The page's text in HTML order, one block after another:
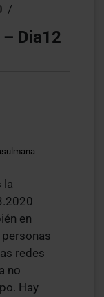
/
Dia12
la
en
redes
no
Hay